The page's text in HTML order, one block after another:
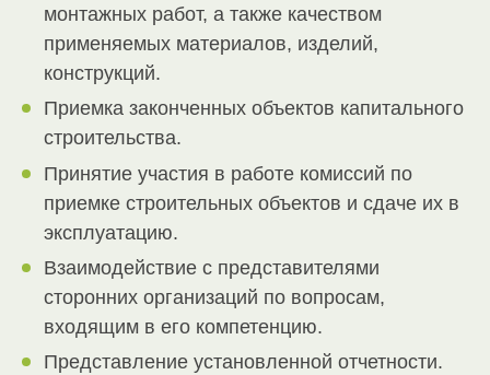
монтажных работ, а также качеством
применяемых материалов, изделий,
конструкций.
Приемка законченных объектов капитального
строительства.
Принятие участия в работе комиссий по
приемке строительных объектов и сдаче их в
эксплуатацию.
Взаимодействие с представителями
сторонних организаций по вопросам,
входящим в его компетенцию.
Представление установленной отчетности.